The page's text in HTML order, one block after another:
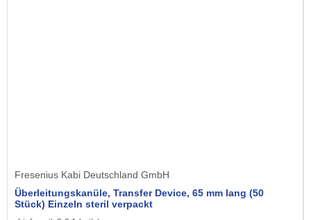
Fresenius Kabi Deutschland GmbH
Überleitungskanüle, Transfer Device, 65 mm lang (50
Stück) Einzeln steril verpackt